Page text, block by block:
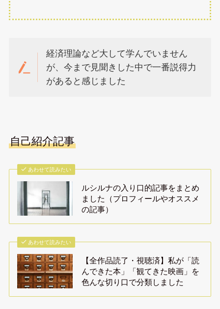
経済理論など大して学んでいません
が、今まで見聞きした中で一番説得力
があると感じました
自己紹介記事
あわせて読みたい
ルシルナの入り口的記事をまとめ
ました（プロフィールやオススメ
の記事）
あわせて読みたい
【全作品読了・視聴済】私が「読
んできた本」「観てきた映画」を
色んな切り口で分類しました